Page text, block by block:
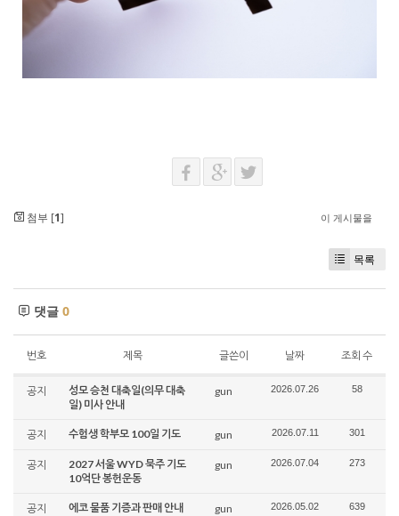
첨부 [1] 이 게시물을
목록
댓글 0
번호 제목 글쓴이 날짜 조회 수
공지
성모 승천 대축일(의무 대축
일) 미사 안내
gun 2026.07.26 58
공지 수험생 학부모 100일 기도 gun 2026.07.11 301
공지
2027 서울 WYD 묵주 기도
10억단 봉헌운동
gun 2026.07.04 273
공지 에코 물품 기증과 판매 안내 gun 2026.05.02 639